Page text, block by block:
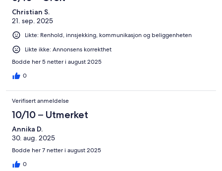
Christian S.
21. sep. 2025
Likte: Renhold, innsjekking, kommunikasjon og beliggenheten
Likte ikke: Annonsens korrekthet
Bodde her 5 netter i august 2025
0
Verifisert anmeldelse
10/10 – Utmerket
Annika D.
30. aug. 2025
Bodde her 7 netter i august 2025
0